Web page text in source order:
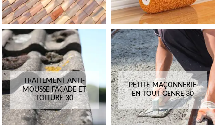
TRAITEMENT ANTI-
MOUSSE FAÇADE ET
TOITURE 30
PETITE MAÇONNERIE
EN TOUT GENRE 30